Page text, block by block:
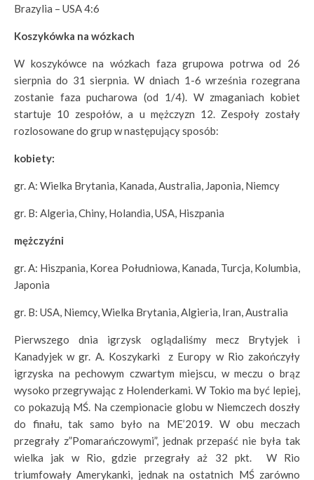
Brazylia – USA 4:6
Koszykówka na wózkach
W koszykówce na wózkach faza grupowa potrwa od 26
sierpnia do 31 sierpnia. W dniach 1-6 września rozegrana
zostanie faza pucharowa (od 1/4). W zmaganiach kobiet
startuje 10 zespołów, a u mężczyzn 12. Zespoły zostały
rozlosowane do grup w następujący sposób:
kobiety:
gr. A: Wielka Brytania, Kanada, Australia, Japonia, Niemcy
gr. B: Algeria, Chiny, Holandia, USA, Hiszpania
mężczyźni
gr. A: Hiszpania, Korea Południowa, Kanada, Turcja, Kolumbia,
Japonia
gr. B: USA, Niemcy, Wielka Brytania, Algieria, Iran, Australia
Pierwszego dnia igrzysk oglądaliśmy mecz Brytyjek i
Kanadyjek w gr. A. Koszykarki z Europy w Rio zakończyły
igrzyska na pechowym czwartym miejscu, w meczu o brąz
wysoko przegrywając z Holenderkami. W Tokio ma być lepiej,
co pokazują MŚ. Na czempionacie globu w Niemczech doszły
do finału, tak samo było na ME’2019. W obu meczach
przegrały z”Pomarańczowymi”, jednak przepaść nie była tak
wielka jak w Rio, gdzie przegrały aż 32 pkt. W Rio
triumfowały Amerykanki, jednak na ostatnich MŚ zarówno